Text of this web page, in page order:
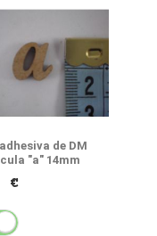
de DM
"a" 14mm
€